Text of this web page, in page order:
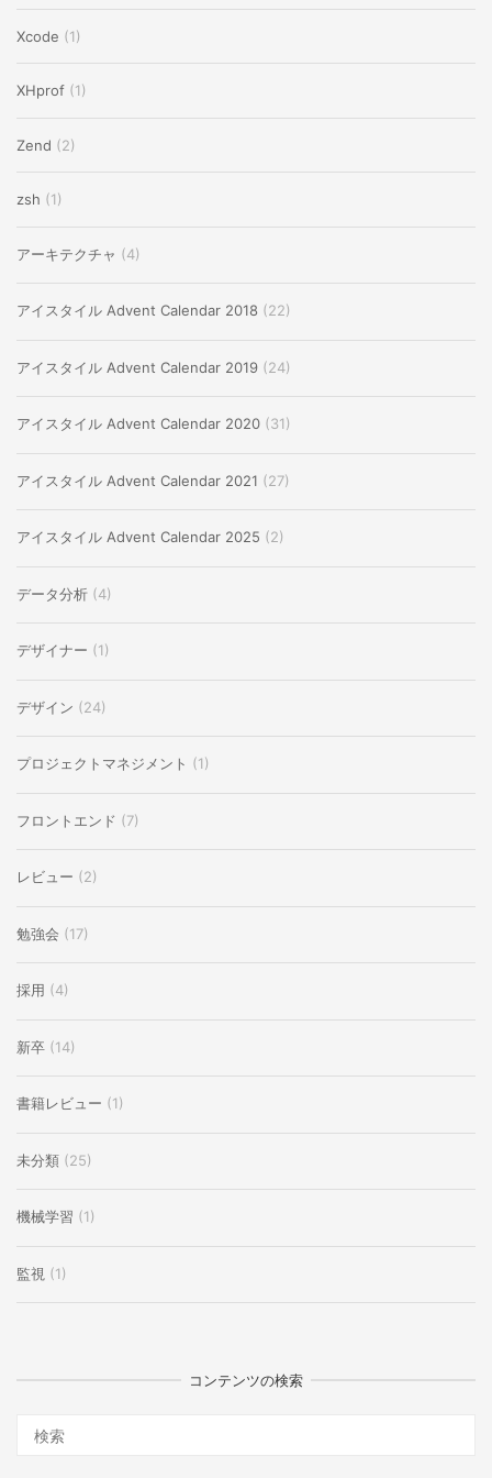
Xcode (1)
XHprof (1)
Zend (2)
zsh (1)
アーキテクチャ (4)
アイスタイル Advent Calendar 2018 (22)
アイスタイル Advent Calendar 2019 (24)
アイスタイル Advent Calendar 2020 (31)
アイスタイル Advent Calendar 2021 (27)
アイスタイル Advent Calendar 2025 (2)
データ分析 (4)
デザイナー (1)
デザイン (24)
プロジェクトマネジメント (1)
フロントエンド (7)
レビュー (2)
勉強会 (17)
採用 (4)
新卒 (14)
書籍レビュー (1)
未分類 (25)
機械学習 (1)
監視 (1)
コンテンツの検索